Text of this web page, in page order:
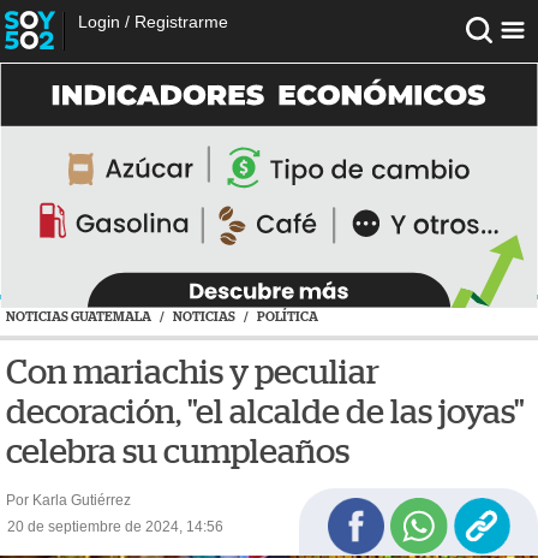
Login / Registrarme
NOTICIAS GUATEMALA / NOTICIAS / POLÍTICA
Con mariachis y peculiar
decoración, "el alcalde de las joyas"
celebra su cumpleaños
Por Karla Gutiérrez
20 de septiembre de 2024, 14:56